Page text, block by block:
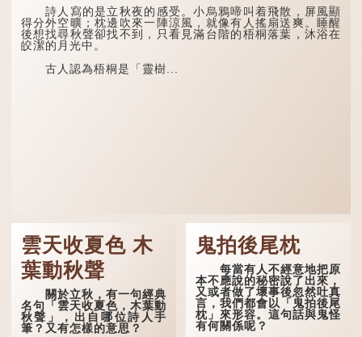
詩人寫的是立秋夜的感受。小烏鴉啼叫着飛散，屏風顯
得分外空曠；枕邊吹來一陣涼風，就像有人搖扇送爽。睡醒
後想找尋秋聲卻找不到，只看見滿台階的梧桐落葉，沐浴在
皎潔的月光中。
古人認為梧桐是「靈樹...
雲天收夏色 木
葉動秋聲
關於立秋，有一句經典
名句「雲天收夏色，木葉動
秋聲」，出自哪位詩人手
筆？又有怎樣的意思？
鬼拍後尾枕
每當有人不經意地把原
本不應說的秘密說了出來，
又或者做了壞事後忽然吐真
言，我們都會以「鬼拍後尾
枕」來形容。這句話與鬼怪
有何關係呢？